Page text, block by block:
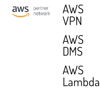
AWS
VPN
AWS
DMS
AWS
Lambda